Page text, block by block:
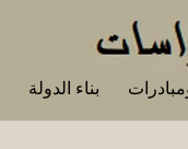
بناء الدولة